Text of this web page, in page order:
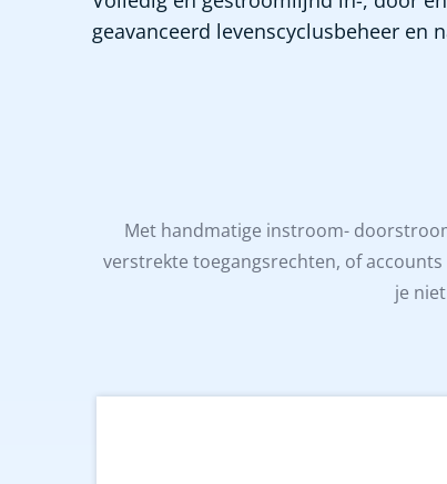
geavanceerd levenscyclusbeheer en
Met handmatige instroom-
verstrekte toegangsrechten, of
je